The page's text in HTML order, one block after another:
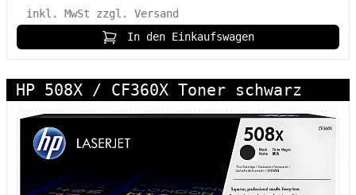
inkl. MwSt
zzgl. Versand
In den Einkaufswagen
HP 508X / CF360X Toner schwarz